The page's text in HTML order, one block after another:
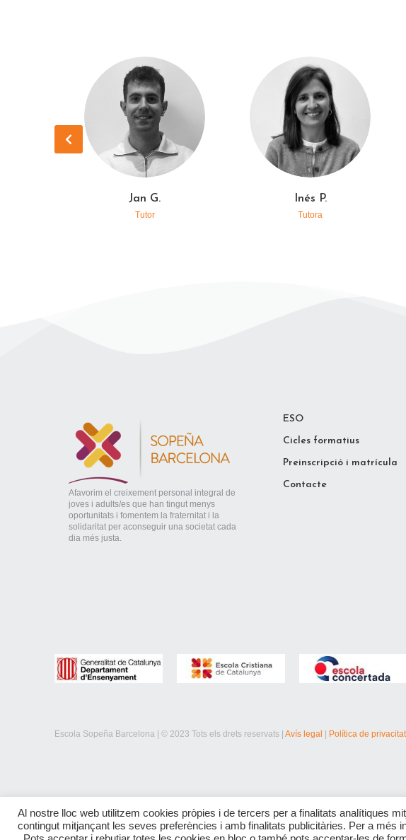
Jan G.
Tutor
Inés P.
Tutora
Afavorim el creixement personal integral de
joves i adults/es que han tingut menys
oportunitats i fomentem la fraternitat i la
solidaritat per aconseguir una societat cada
dia més justa.
ESO
Cicles formatius
Preinscripció i matrícula
Contacte
Escola Sopeña Barcelona | © 2023 Tots els drets reservats |Avís legal Política de privacitat
Al nostre lloc web utilitzem cookies pròpies i de tercers per a finalitats analítiques
contingut mitjançant les seves preferències i amb finalitats publicitàries. Per a més